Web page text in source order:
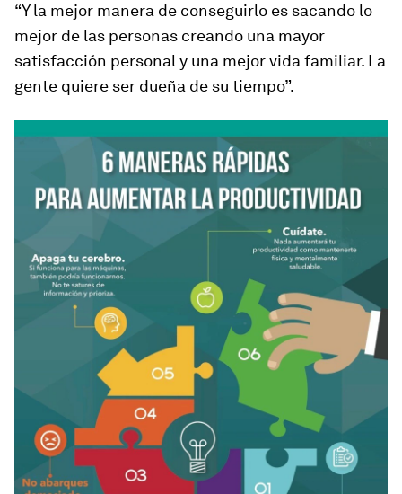
“Y la mejor manera de conseguirlo es sacando lo
mejor de las personas creando una mayor
satisfacción personal y una mejor vida familiar. La
gente quiere ser dueña de su tiempo”.